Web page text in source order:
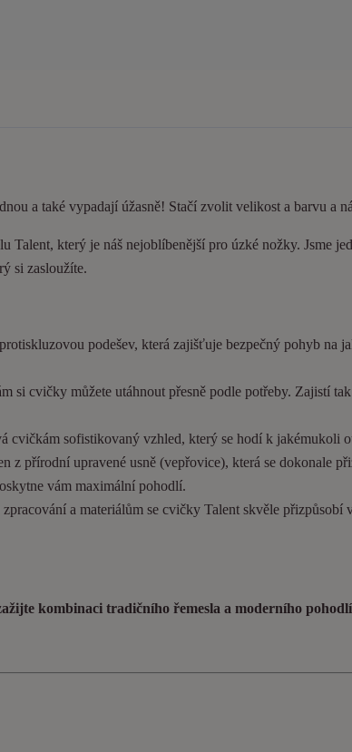
a také vypadají úžasně! Stačí zvolit velikost a barvu a
Talent, který je náš nejoblíbenější pro úzké nožky. Jsme
si zasloužíte.
podešev, která zajišťuje bezpečný pohyb na
si cvičky můžete utáhnout přesně podle potřeby. Zajistí
cvičkám sofistikovaný vzhled, který se hodí k jakémukoli
z přírodní upravené usně (vepřovice), která se dokonale
vám maximální pohodlí.
a materiálům se cvičky Talent skvěle přizpůsobí
kombinaci tradičního řemesla a moderního